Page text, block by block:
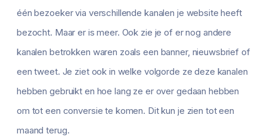
één bezoeker via verschillende kanalen je website heeft
bezocht. Maar er is meer. Ook zie je of er nog andere
kanalen betrokken waren zoals een banner, nieuwsbrief of
een tweet. Je ziet ook in welke volgorde ze deze kanalen
hebben gebruikt en hoe lang ze er over gedaan hebben
om tot een conversie te komen. Dit kun je zien tot een
maand terug.